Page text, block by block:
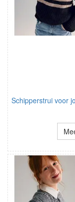
Schipperstrui voor